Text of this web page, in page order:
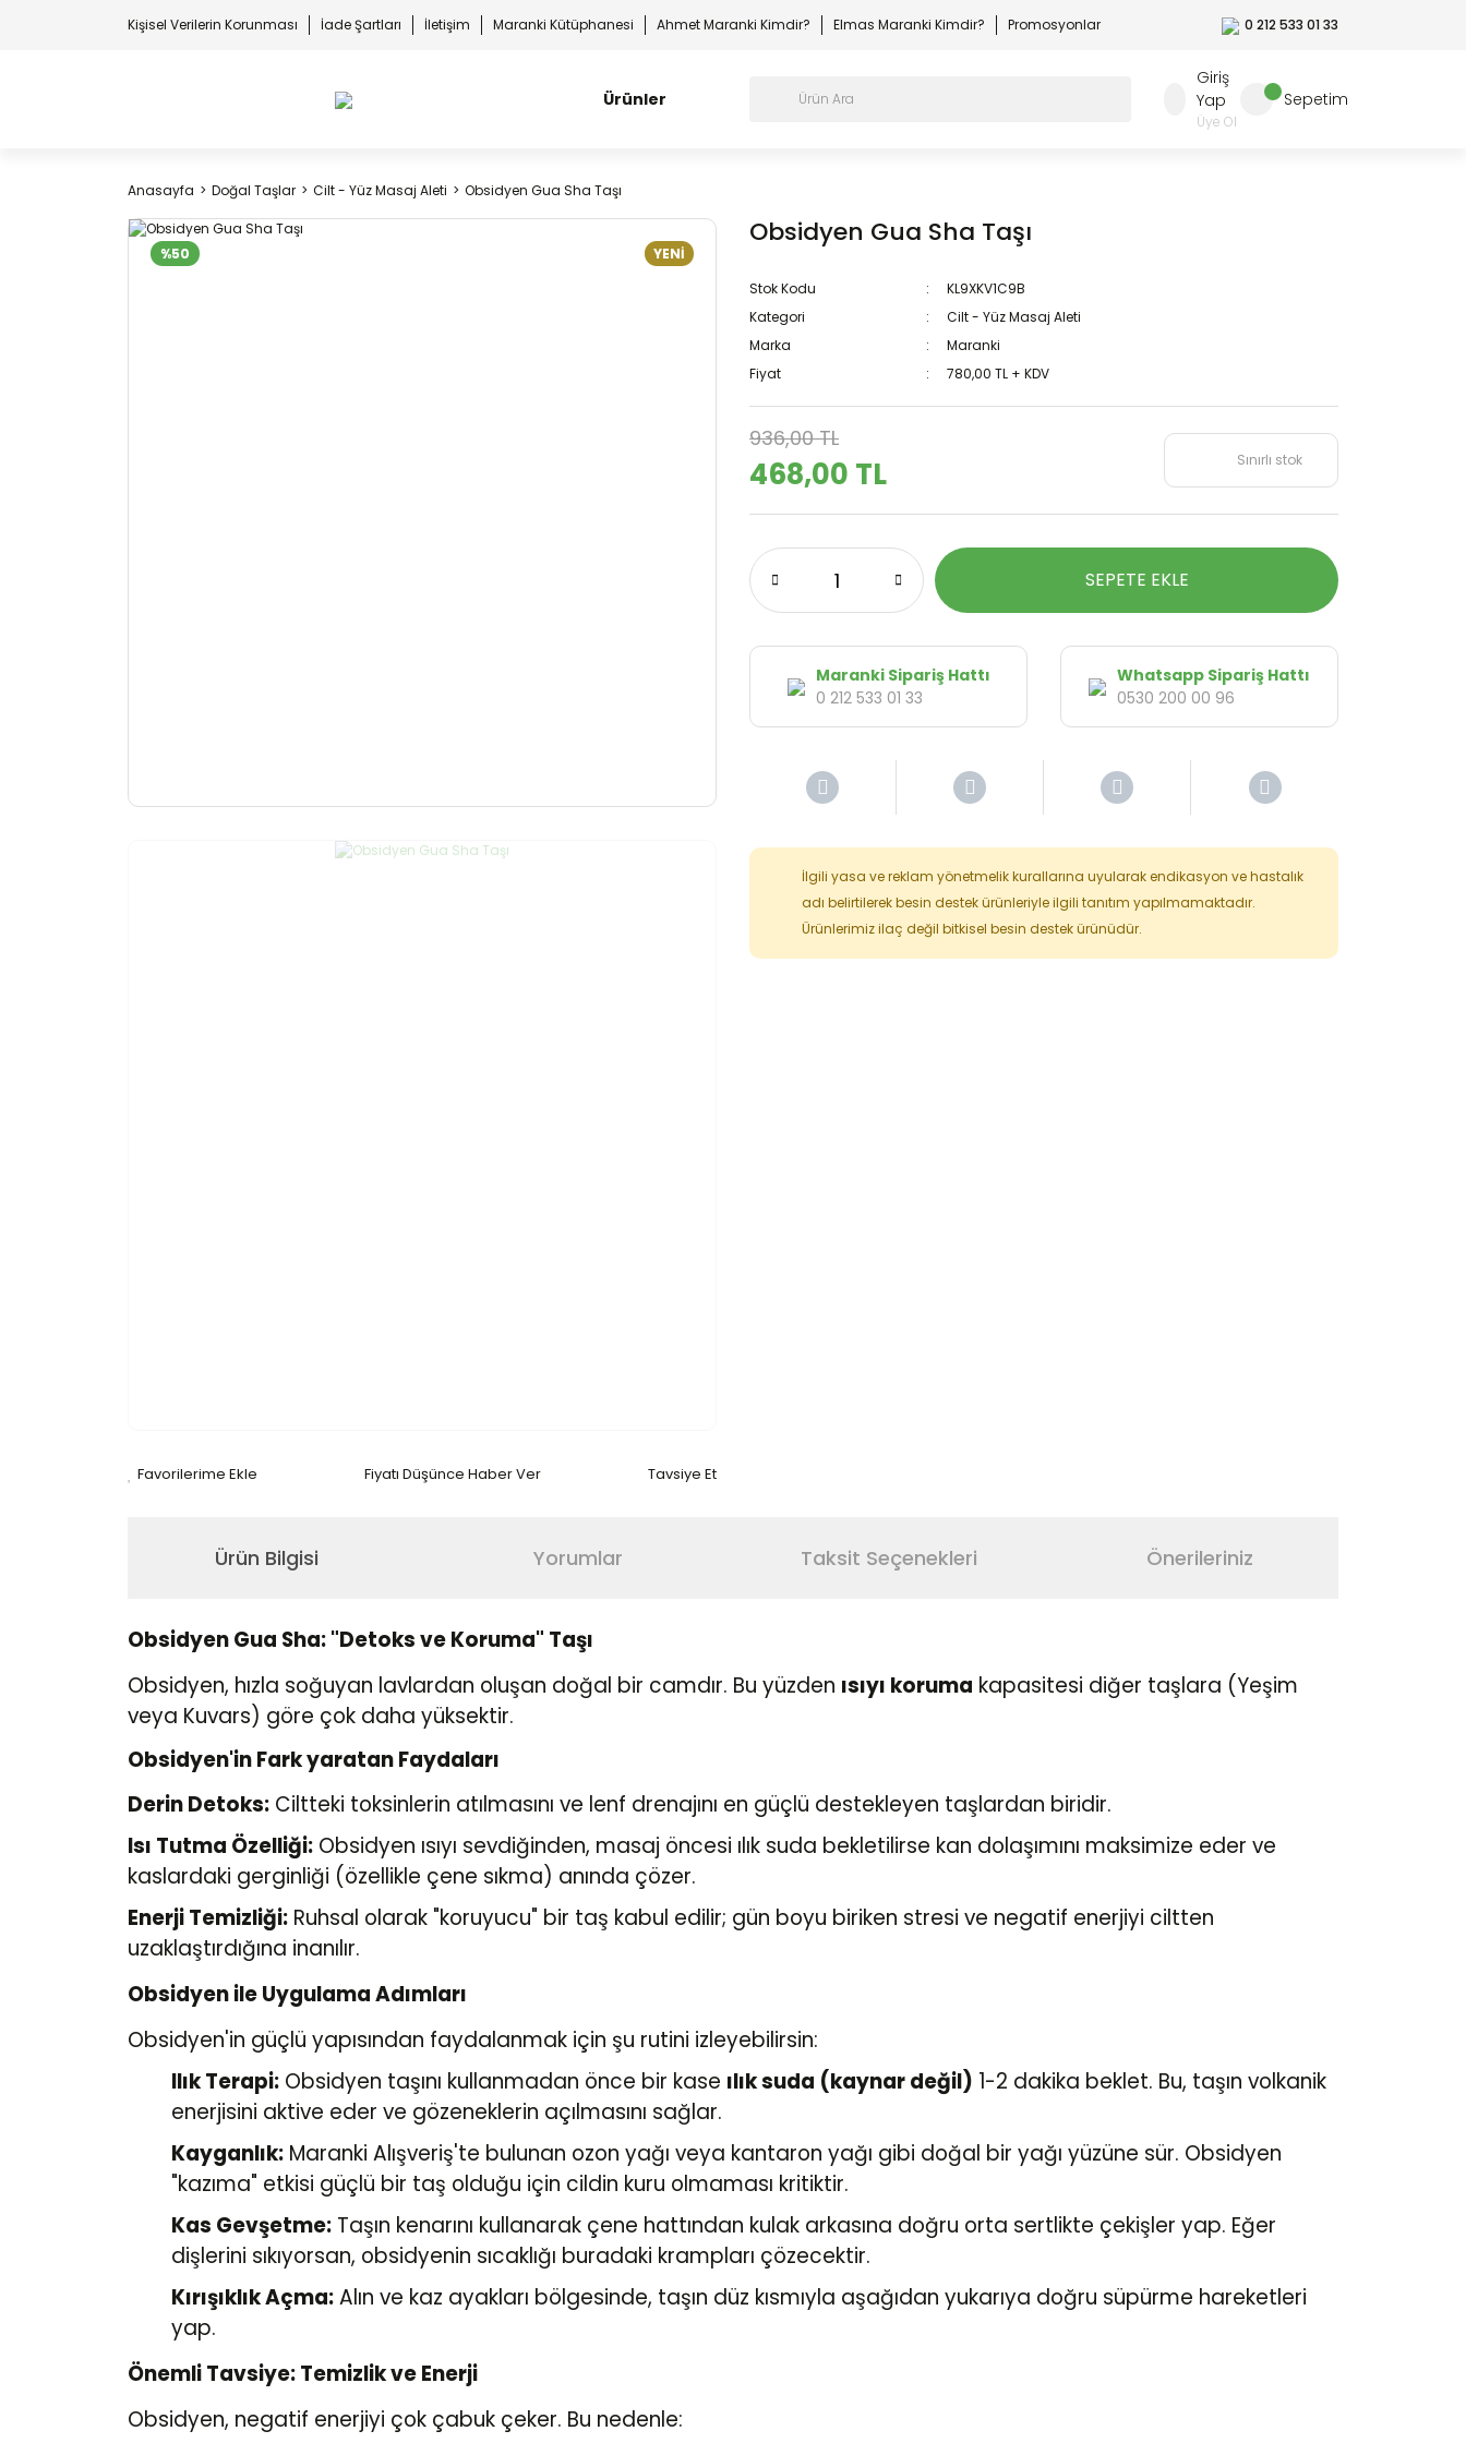
Kişisel Verilerin Korunması İade Şartları İletişim Maranki Kütüphanesi Ahmet Maranki Kimdir? Elmas Maranki Kimdir? Promosyonlar 0 212 533 01 33
Ürünler
Giriş
Yap
Üye Ol
Sepetim
Anasayfa Doğal Taşlar Cilt - Yüz Masaj Aleti Obsidyen Gua Sha Taşı
%50 YENİ
Fiyatı Düşünce Haber Ver Tavsiye Et
Obsidyen Gua Sha Taşı
Stok Kodu
KL9XKV1C9B
Kategori
Cilt - Yüz Masaj Aleti
Marka
Maranki
Fiyat
780,00 TL + KDV
936,00 TL
468,00 TL Sınırlı stok
SEPETE EKLE
Maranki Sipariş Hattı
0 212 533 01 33
Whatsapp Sipariş Hattı
0530 200 00 96
İlgili yasa ve reklam yönetmelik kurallarına uyularak endikasyon ve hastalık
adı belirtilerek besin destek ürünleriyle ilgili tanıtım yapılmamaktadır.
Ürünlerimiz ilaç değil bitkisel besin destek ürünüdür.
Ürün Bilgisi Yorumlar Taksit Seçenekleri Önerileriniz
Obsidyen Gua Sha: "Detoks ve Koruma" Taşı
Obsidyen, hızla soğuyan lavlardan oluşan doğal bir camdır. Bu yüzden ısıyı koruma kapasitesi diğer taşlara (Yeşim
veya Kuvars) göre çok daha yüksektir.
Obsidyen'in Fark yaratan Faydaları
Derin Detoks: Ciltteki toksinlerin atılmasını ve lenf drenajını en güçlü destekleyen taşlardan biridir.
Isı Tutma Özelliği: Obsidyen ısıyı sevdiğinden, masaj öncesi ılık suda bekletilirse kan dolaşımını maksimize eder ve
kaslardaki gerginliği (özellikle çene sıkma) anında çözer.
Enerji Temizliği: Ruhsal olarak "koruyucu" bir taş kabul edilir; gün boyu biriken stresi ve negatif enerjiyi ciltten
uzaklaştırdığına inanılır.
Obsidyen ile Uygulama Adımları
Obsidyen'in güçlü yapısından faydalanmak için şu rutini izleyebilirsin:
Ilık Terapi: Obsidyen taşını kullanmadan önce bir kase ılık suda (kaynar değil) 1-2 dakika beklet. Bu, taşın volkanik
enerjisini aktive eder ve gözeneklerin açılmasını sağlar.
Kayganlık: Maranki Alışveriş'te bulunan ozon yağı veya kantaron yağı gibi doğal bir yağı yüzüne sür. Obsidyen
"kazıma" etkisi güçlü bir taş olduğu için cildin kuru olmaması kritiktir.
Kas Gevşetme: Taşın kenarını kullanarak çene hattından kulak arkasına doğru orta sertlikte çekişler yap. Eğer
dişlerini sıkıyorsan, obsidyenin sıcaklığı buradaki krampları çözecektir.
Kırışıklık Açma:Alın ve kaz ayakları bölgesinde, taşın düz kısmıyla aşağıdan yukarıya doğru süpürme hareketleri
yap.
Önemli Tavsiye: Temizlik ve Enerji
Obsidyen, negatif enerjiyi çok çabuk çeker. Bu nedenle: